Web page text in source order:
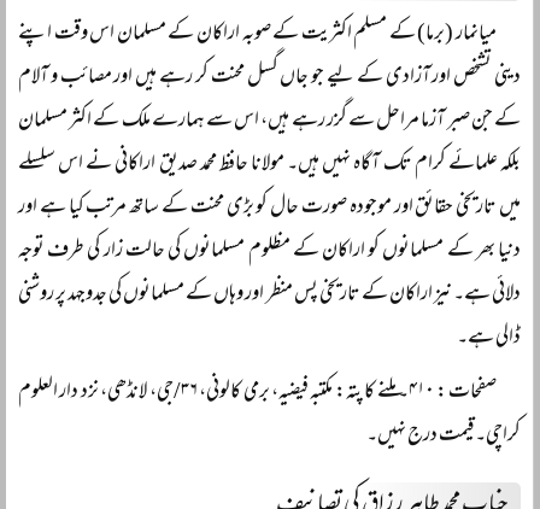
میانمار (برما) کے مسلم اکثریت کے صوبہ اراکان کے مسلمان اس وقت اپنے
دینی تشخص اور آزادی کے لیے جو جاں گسل محنت کر رہے ہیں اور مصائب و آلام
کے جن صبر آزما مراحل سے گزر رہے ہیں، اس سے ہمارے ملک کے اکثر مسلمان
بلکہ علمائے کرام تک آگاہ نہیں ہیں۔ مولانا حافظ محمد صدیق اراکانی نے اس سلسلے
میں تاریخی حقائق اور موجودہ صورت حال کو بڑی محنت کے ساتھ مرتب کیا ہے اور
دنیا بھر کے مسلمانوں کو اراکان کے مظلوم مسلمانوں کی حالت زار کی طرف توجہ
دلائی ہے۔ نیز اراکان کے تاریخی پس منظر اور وہاں کے مسلمانوں کی جدوجہد پر روشنی
ڈالی ہے۔
صفحات : ۴۱۰۔ ملنے کا پتہ: مکتبہ فیضیہ، برمی کالونی، ۳۶/جی، لانڈھی، نزد دار العلوم
کراچی۔ قیمت درج نہیں۔